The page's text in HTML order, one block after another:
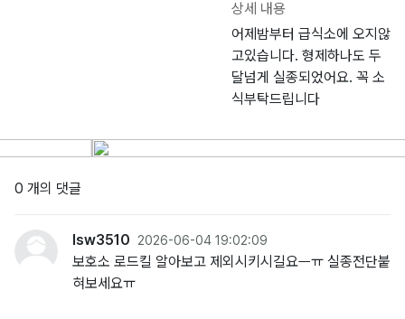
상세 내용
어제밤부터 급식소에 오지않
고있습니다. 형제하나도 두
달넘게 실종되었어요. 꼭 소
식부탁드립니다
0 개의 댓글
lsw3510 2026-06-04 19:02:09
보호소 로드킬 알아보고 제외시키시길요ㅡㅠ 실종전단붙
혀보세요ㅠ